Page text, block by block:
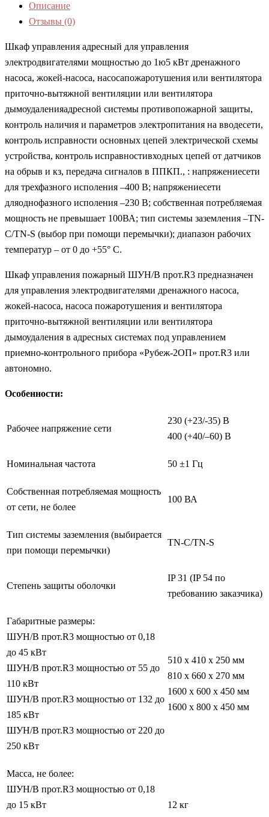
Описание
Отзывы (0)
Шкаф управления адресный для управления
электродвигателями мощностью до 1ю5 кВт дренажного
насоса, жокей-насоса, насосапожаротушения или вентилятора
приточно-вытяжной вентиляции или вентилятора
дымоудаленияадресной системы противопожарной защиты,
контроль наличия и параметров электропитания на вводесети,
контроль исправности основных цепей электрической схемы
устройства, контроль исправностивходных цепей от датчиков
на обрыв и кз, передача сигналов в ППКП., : напряжениесети
для трехфазного исполения –400 В; напряжениесети
дляоднофазного исполения –230 В; собственная потребляемая
мощность не превышает 100ВА; тип системы заземления –TN-
C/ТN-S (выбор при помощи перемычки); диапазон рабочих
температур – от 0 до +55° С.
Шкаф управления пожарный ШУН/В прот.R3 предназначен
для управления электродвигателями дренажного насоса,
жокей-насоса, насоса пожаротушения и вентилятора
приточно-вытяжной вентиляции или вентилятора
дымоудаления в адресных системах под управлением
приемно-контрольного прибора «Рубеж-2ОП» прот.R3 или
автономно.
Особенности:
Рабочее напряжение сети
230 (+23/-35) В
400 (+40/–60) В
Номинальная частота 50 ±1 Гц
Собственная потребляемая мощность
от сети, не более
100 ВА
Тип системы заземления (выбирается
при помощи перемычки)
TN-C/ТN-S
Степень защиты оболочки
IP 31 (IP 54 по
требованию заказчика)
Габаритные размеры:
ШУН/В прот.R3 мощностью от 0,18
до 45 кВт
ШУН/В прот.R3 мощностью от 55 до
110 кВт
ШУН/В прот.R3 мощностью от 132 до
185 кВт
ШУН/В прот.R3 мощностью от 220 до
250 кВт
510 х 410 х 250 мм
810 х 660 х 270 мм
1600 х 600 х 450 мм
1600 х 800 х 450 мм
Масса, не более:
ШУН/В прот.R3 мощностью от 0,18
до 15 кВт
12 кг